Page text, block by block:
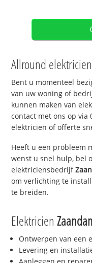
Allround
Bent u momenteel
van uw woning of
kunnen maken van
contact met ons op via
elektricien of offerte
Heeft u een probleem
wenst u snel hulp, bel
elektriciensbedrijf
om verlichting te
te breiden.
Elektricien
Ontwerpen van een
Levering en